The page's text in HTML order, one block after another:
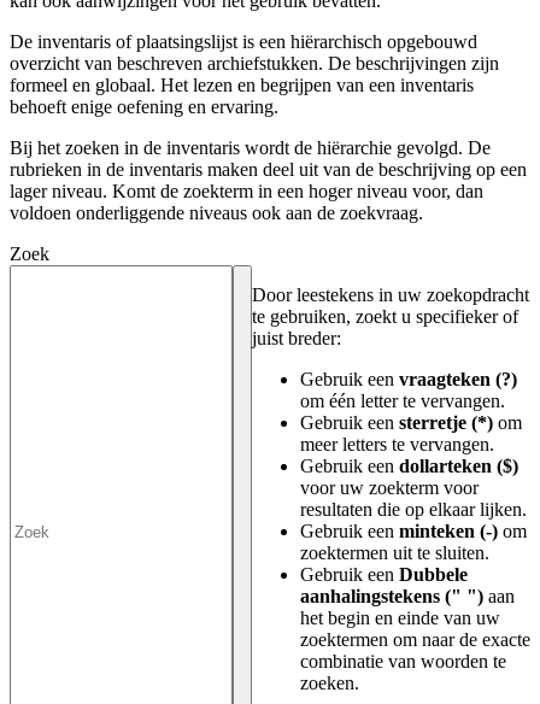
De inventaris of plaatsingslijst is een hiërarchisch opgebouwd
overzicht van beschreven archiefstukken. De beschrijvingen zijn
formeel en globaal. Het lezen en begrijpen van een inventaris
behoeft enige oefening en ervaring.
Bij het zoeken in de inventaris wordt de hiërarchie gevolgd. De
rubrieken in de inventaris maken deel uit van de beschrijving op een
lager niveau. Komt de zoekterm in een hoger niveau voor, dan
voldoen onderliggende niveaus ook aan de zoekvraag.
Zoek
Door leestekens in uw zoekopdracht
te gebruiken, zoekt u specifieker of
juist breder:
Gebruik een vraagteken (?)
om één letter te vervangen.
Gebruik een sterretje (*) om
meer letters te vervangen.
Gebruik een dollarteken ($)
voor uw zoekterm voor
resultaten die op elkaar lijken.
Gebruik een minteken (-) om
zoektermen uit te sluiten.
Gebruik een Dubbele
aanhalingstekens (" ") aan
het begin en einde van uw
zoektermen om naar de exacte
combinatie van woorden te
zoeken.